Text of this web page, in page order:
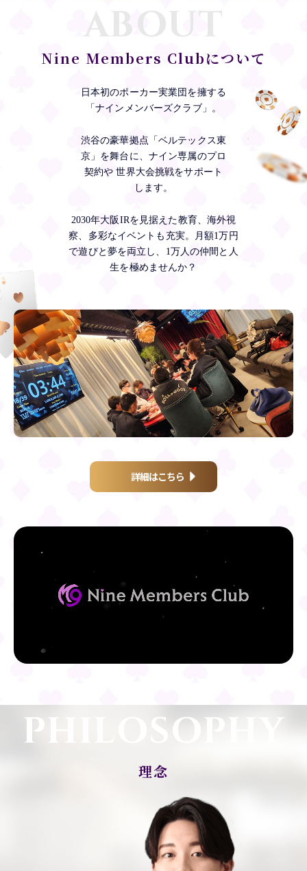
Nine Members Clubについて
日本初のポーカー実業団を擁する
「ナインメンバーズクラブ」。
渋谷の豪華拠点「ベルテックス東
京」を舞台に、ナイン専属のプロ
契約や 世界大会挑戦をサポート
します。
2030年大阪IRを見据えた教育、海外視
察、多彩なイベントも充実。月額1万円
で遊びと夢を両立し、1万人の仲間と人
生を極めませんか？
詳細はこちら
PHILOSOPHY
理念